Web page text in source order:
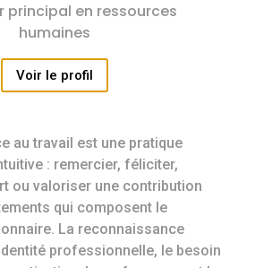
principal en ressources
humaines
Voir le profil
au travail est une pratique
: remercier, féliciter,
ou valoriser une contribution
qui composent le
La reconnaissance
professionnelle, le besoin